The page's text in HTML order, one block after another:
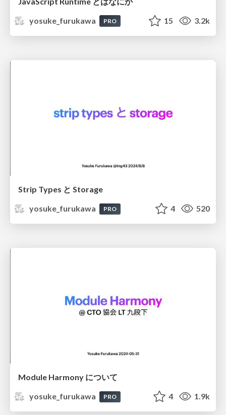
yosuke_furukawa
PRO 15 3.2k
Strip Types と Storage
yosuke_furukawa
PRO 4 520
Module Harmony について
yosuke_furukawa
PRO 4 1.9k